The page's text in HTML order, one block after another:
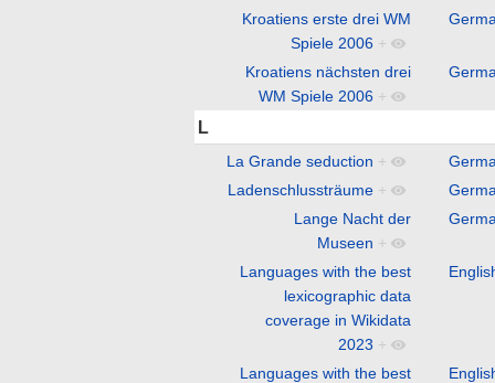
Kroatiens erste drei WM
Spiele 2006 +
Kroatiens nächsten drei
WM Spiele 2006 +
L
La Grande seduction +
Ladenschlussträume +
Lange Nacht der
Museen +
Languages with the best
lexicographic data
coverage in Wikidata
2023 +
Languages with the best